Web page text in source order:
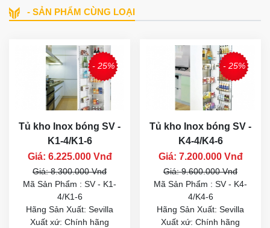
- SẢN PHẨM CÙNG LOẠI
- 25%
Tủ kho Inox bóng SV -
K1-4/K1-6
Giá: 6.225.000 Vnđ
Giá: 8.300.000 Vnđ
Mã Sản Phẩm : SV - K1-
4/K1-6
Hãng Sản Xuất: Sevilla
Xuất xứ: Chính hãng
- 25%
Tủ kho Inox bóng SV -
K4-4/K4-6
Giá: 7.200.000 Vnđ
Giá: 9.600.000 Vnđ
Mã Sản Phẩm : SV - K4-
4/K4-6
Hãng Sản Xuất: Sevilla
Xuất xứ: Chính hãng